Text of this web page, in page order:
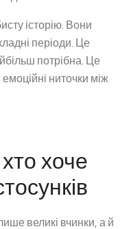
історію. Вони
періоди. Це
потрібна. Це
ниточки між
хоче
великі вчинки, а й